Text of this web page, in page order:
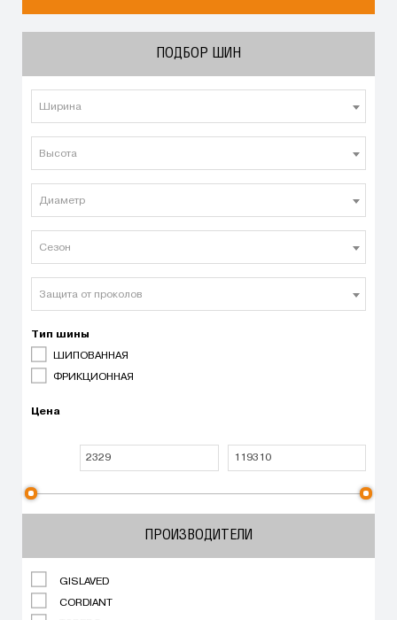
ПОДБОР ШИН
Ширина
Высота
Диаметр
Сезон
Защита от проколов
Тип шины
ШИПОВАННАЯ
ФРИКЦИОННАЯ
Цена
ПРОИЗВОДИТЕЛИ
GISLAVED
CORDIANT